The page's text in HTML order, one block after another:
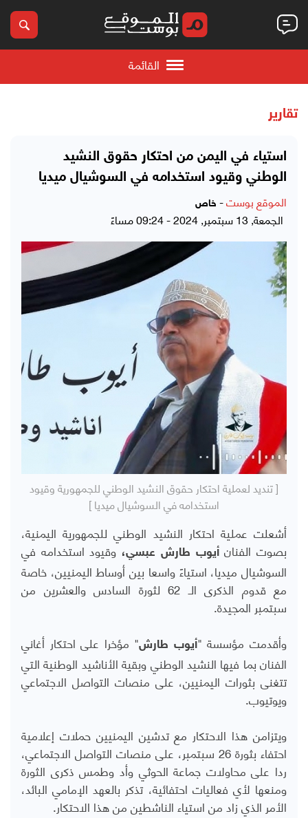
القائمة
تقارير
استياء في اليمن من احتكار حقوق النشيد
الوطني وقيود استخدامه في السوشيال ميديا
الموقع بوست- خاص
الجمعة, 13 سبتمبر, 2024 - 09:24 مساءً
[ تنديد لعملية احتكار حقوق النشيد الوطني للجمهورية وقيود
استخدامه في السوشيال ميديا ]
أشعلت عملية احتكار النشيد الوطني للجمهورية اليمنية،
بصوت الفنانأيوب طارش عبسي، وقيود استخدامه في
السوشيال ميديا، استياءً واسعا بين أوساط اليمنيين، خاصة
مع قدوم الذكرى الـ 62 لثورة السادس والعشرين من
سبتمبر المجيدة.
وأقدمت مؤسسة "أيوب طارش" مؤخرا على احتكار أغاني
الفنان بما فيها النشيد الوطني وبقية الأناشيد الوطنية التي
تتغنى بثورات اليمنيين، على منصات التواصل الاجتماعي
ويوتيوب.
ويتزامن هذا الاحتكار مع تدشين اليمنيين حملات إعلامية
احتفاء بثورة 26 سبتمبر، على منصات التواصل الاجتماعي،
ردا على محاولات جماعة الحوثي وأد وطمس ذكرى الثورة
ومنعها لأي فعاليات احتفائية، تذكر بالعهد الإمامي البائد،
الأمر الذي زاد من استياء الناشطين من هذا الاحتكار.